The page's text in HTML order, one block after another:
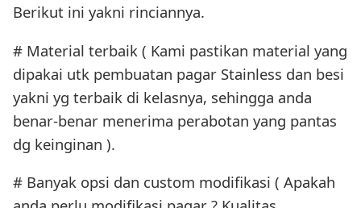
Berikut ini yakni rinciannya.
# Material terbaik ( Kami pastikan material yang
dipakai utk pembuatan pagar Stainless dan besi
yakni yg terbaik di kelasnya, sehingga anda
benar-benar menerima perabotan yang pantas
dg keinginan ).
# Banyak opsi dan custom modifikasi ( Apakah